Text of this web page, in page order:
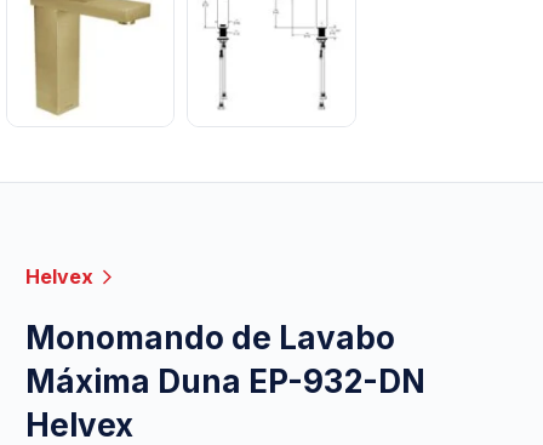
Helvex
Monomando de Lavabo
Máxima Duna EP-932-DN
Helvex